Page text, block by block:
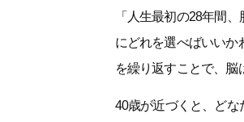
「人生最初の28年間
にどれを選べばいい
を繰り返すことで、脳
40歳が近づくと、ど